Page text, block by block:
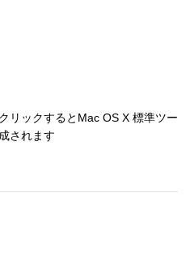
リックするとMac OS X 標準ツー
されます